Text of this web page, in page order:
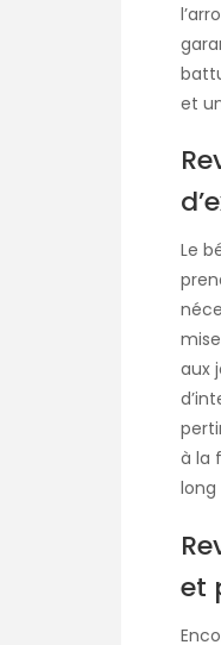
et
Le
aux
à la
long
et